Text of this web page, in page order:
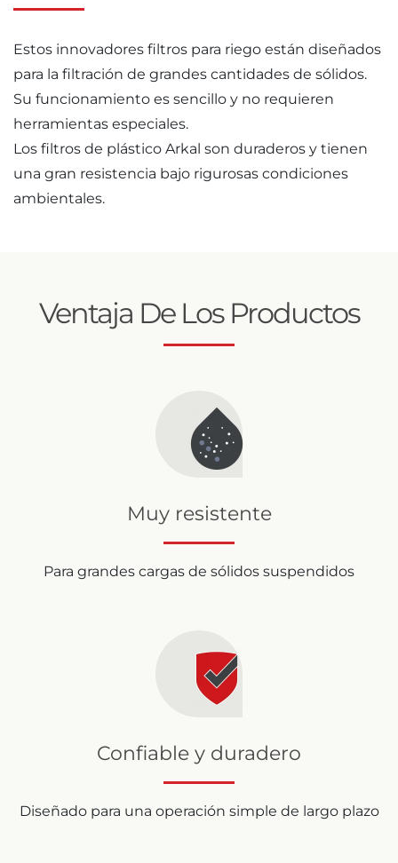
Estos innovadores filtros para riego están diseñados
para la filtración de grandes cantidades de sólidos.
Su funcionamiento es sencillo y no requieren
herramientas especiales.
Los filtros de plástico Arkal son duraderos y tienen
una gran resistencia bajo rigurosas condiciones
ambientales.
Ventaja De Los Productos
Muy resistente
Para grandes cargas de sólidos suspendidos
Confiable y duradero
Diseñado para una operación simple de largo plazo